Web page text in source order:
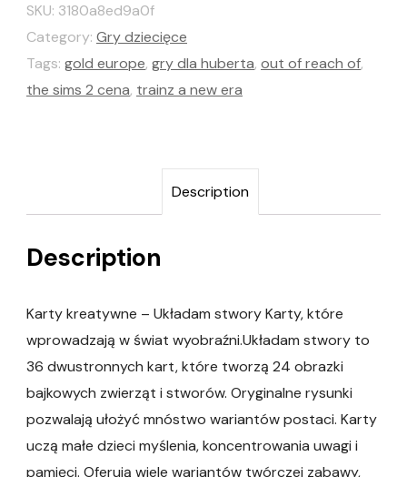
SKU: 3180a8ed9a0f
Category: Gry dziecięce
Tags: gold europe, gry dla huberta, out of reach of,
the sims 2 cena, trainz a new era
Description
Description
Karty kreatywne – Układam stwory Karty, które
wprowadzają w świat wyobraźni.Układam stwory to
36 dwustronnych kart, które tworzą 24 obrazki
bajkowych zwierząt i stworów. Oryginalne rysunki
pozwalają ułożyć mnóstwo wariantów postaci. Karty
uczą małe dzieci myślenia, koncentrowania uwagi i
pamięci. Oferują wiele wariantów twórczej zabawy,